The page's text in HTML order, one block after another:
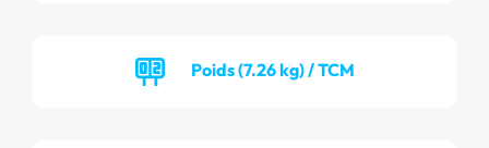
Poids (7.26 kg) / TCM